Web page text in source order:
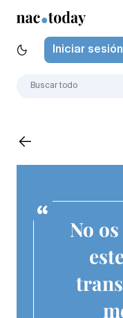
Iniciar sesión
No